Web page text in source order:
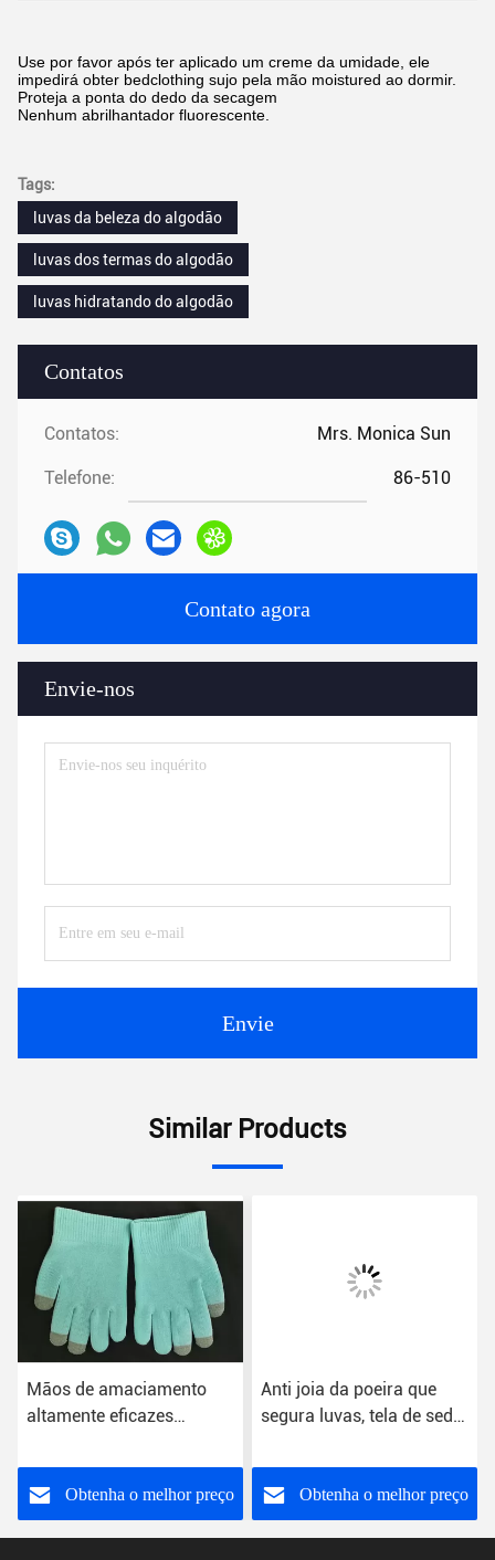
Contatos
Contatos: Mrs. Monica Sun
Telefone: 86-510
Contato agora
Envie-nos
Envie
Use por favor após ter aplicado um creme da umidade, ele
impedirá obter bedclothing sujo pela mão moistured ao dormir.
Proteja a ponta do dedo da secagem
Nenhum abrilhantador fluorescente.
Tags:
luvas da beleza do algodão
luvas dos termas do algodão
luvas hidratando do algodão
Similar Products
Mãos de amaciamento
altamente eficazes
algodão azul dos
TERMAS da cor
Obtenha o melhor preço
Anti joia da poeira que
segura luvas, tela de seda
Microfiber impressa
Obtenha o melhor preço